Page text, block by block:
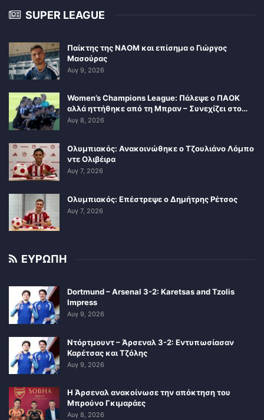
SUPER LEAGUE
Παίκτης της ΝΑΟΜ και επίσημα ο Γιώργος
Μασούρας
Αυγ 9, 2026
Women’s Champions League: Πάλεψε ο ΠΑΟΚ
αλλά ηττήθηκε από τη Μπραν – Συνεχίζει στο…
Αυγ 8, 2026
Ολυμπιακός: Ανακοινώθηκε ο Τζουλιάνο Λόμπο
ντε Ολιβέιρα
Αυγ 7, 2026
Ολυμπιακός: Επέστρεψε ο Δημήτρης Ρέτσος
Αυγ 7, 2026
ΕΥΡΩΠΗ
Dortmund – Arsenal 3-2: Karetsas and Tzolis
Impress
Αυγ 9, 2026
Ντόρτμουντ – Άρσεναλ 3-2: Εντυπωσίασαν
Καρέτσας και Τζόλης
Αυγ 9, 2026
Η Άρσεναλ ανακοίνωσε την απόκτηση του
Μπρούνο Γκιμαράες
Αυγ 8, 2026